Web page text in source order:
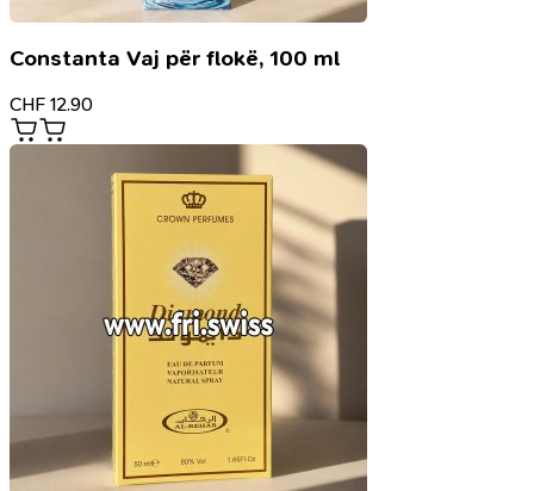
Constanta Vaj për flokë, 100 ml
CHF 12.90